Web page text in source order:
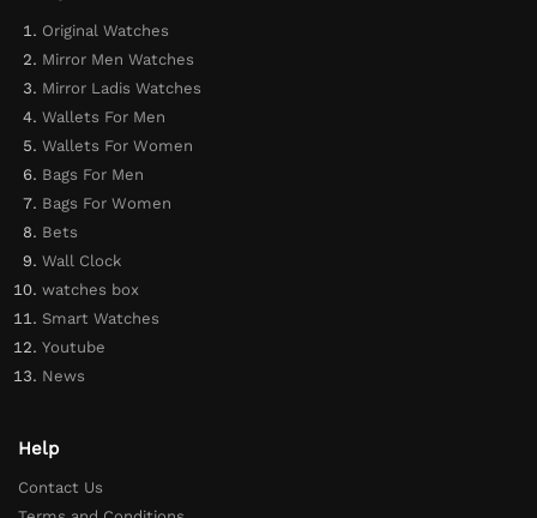
Original Watches
Mirror Men Watches
Mirror Ladis Watches
Wallets For Men
Wallets For Women
Bags For Men
Bags For Women
Bets
Wall Clock
watches box
Smart Watches
Youtube
News
Help
Contact Us